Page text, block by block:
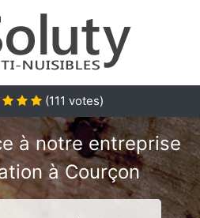
(111 votes)
à notre entreprise
à Courçon